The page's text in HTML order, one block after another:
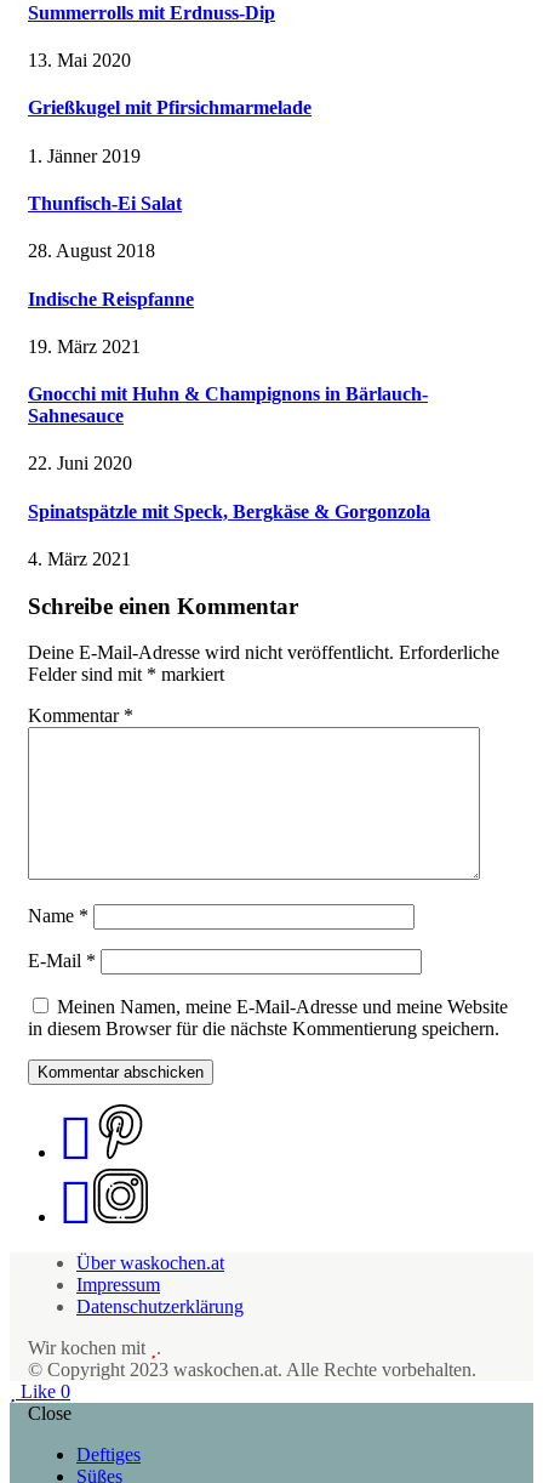
Summerrolls mit Erdnuss-Dip
13. Mai 2020
Grießkugel mit Pfirsichmarmelade
1. Jänner 2019
Thunfisch-Ei Salat
28. August 2018
Indische Reispfanne
19. März 2021
Gnocchi mit Huhn & Champignons in Bärlauch-
Sahnesauce
22. Juni 2020
Spinatspätzle mit Speck, Bergkäse & Gorgonzola
4. März 2021
Schreibe einen Kommentar
Deine E-Mail-Adresse wird nicht veröffentlicht. Erforderliche
Felder sind mit * markiert
Kommentar *
Name *
E-Mail *
Meinen Namen, meine E-Mail-Adresse und meine Website
in diesem Browser für die nächste Kommentierung speichern.
Über waskochen.at
Impressum
Datenschutzerklärung
Wir kochen mit .
© Copyright 2023 waskochen.at. Alle Rechte vorbehalten.
Like 0
Close
Deftiges
Süßes